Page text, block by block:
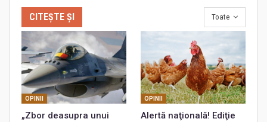
Toate
CITEȘTE ȘI
OPINII
„Zbor deasupra unui
OPINII
Alertă naţională! Ediţie